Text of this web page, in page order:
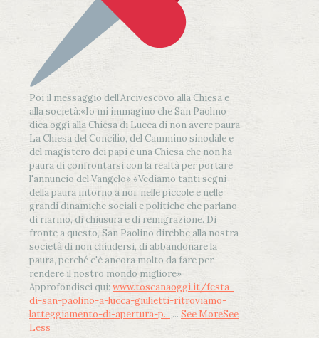
Poi il messaggio dell’Arcivescovo alla Chiesa e
alla società:«Io mi immagino che San Paolino
dica oggi alla Chiesa di Lucca di non avere paura.
La Chiesa del Concilio, del Cammino sinodale e
del magistero dei papi è una Chiesa che non ha
paura di confrontarsi con la realtà per portare
l'annuncio del Vangelo».«Vediamo tanti segni
della paura intorno a noi, nelle piccole e nelle
grandi dinamiche sociali e politiche che parlano
di riarmo, di chiusura e di remigrazione. Di
fronte a questo, San Paolino direbbe alla nostra
società di non chiudersi, di abbandonare la
paura, perché c'è ancora molto da fare per
rendere il nostro mondo migliore»
Approfondisci qui: www.toscanaoggi.it/festa-
di-san-paolino-a-lucca-giulietti-ritroviamo-
latteggiamento-di-apertura-p... ... See MoreSee
Less